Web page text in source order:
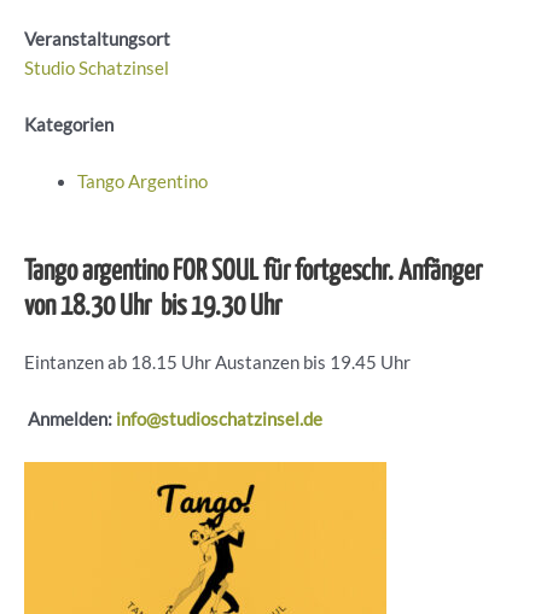
Veranstaltungsort
Studio Schatzinsel
Kategorien
Tango Argentino
Tango argentino FOR SOUL für fortgeschr. Anfänger
von 18.30 Uhr bis 19.30 Uhr
Eintanzen ab 18.15 Uhr Austanzen bis 19.45 Uhr
Anmelden: info@studioschatzinsel.de